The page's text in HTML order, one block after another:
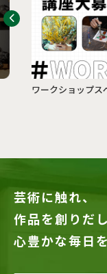
ワークショップス
芸術に触れ、
作品を創りだし
心豊かな毎日